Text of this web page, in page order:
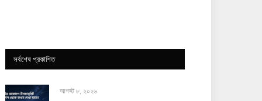
সর্বশেষ প্রকাশিত
আগস্ট ৮, ২০২৬